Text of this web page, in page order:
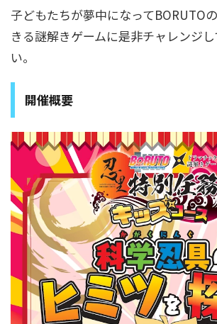
子どもたちが夢中になってBORUTO
きる謎解きゲームに是非チャレンジ
い。
開催概要